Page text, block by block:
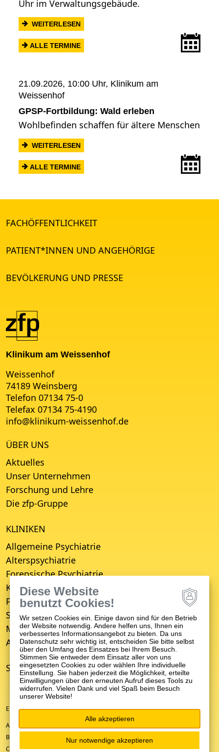
Uhr im Verwaltungsgebäude.
WEITERLESEN: KULTUR AUF DEM WEISSENHOF: 25
ALLE TERMINE
21.09.2026, 10:00 Uhr, Klinikum am
Weissenhof
GPSP-Fortbildung: Wald erleben
Wohlbefinden schaffen für ältere Menschen
WEITERLESEN: GPSP-FORTBILDUNG: WALD ERLEBEN
ALLE TERMINE
FACHÖFFENTLICHKEIT
PATIENT*INNEN UND ANGEHÖRIGE
BEVÖLKERUNG UND PRESSE
Klinikum am Weissenhof
ÜBER UNS
Aktuelles
Unser Unternehmen
Forschung und Lehre
Die zfp-Gruppe
KLINIKEN
Allgemeine Psychiatrie
Alterspsychiatrie
Forensische Psychiatrie
Kinder- und Jugendpsychiatrie
Psychosomatische Medizin
Suchttherapie
Medizinisches Versorgungszentrum (MVZ)
Ambulanter Psychiatrischer Pflegedienst (APP)
STANDORTE
Weissenhof
74189 Weinsberg
Telefon 07134 75-0
Telefax 07134 75-4190
info@klinikum-weissenhof.de
EIN UNTERNEHMEN DER ZFP-GRUPPE BADEN-WÜRTTEMBERG
ANFAHRT/KONTAKT
BARRIEREFREIHEIT
COOKIE-EINSTELLUNGEN
Diese Website
benutzt Cookies!
Wir setzen Cookies ein. Einige davon sind für den Betrieb
der Website notwendig. Andere helfen uns, Ihnen ein
verbessertes Informationsangebot zu bieten. Da uns
Datenschutz sehr wichtig ist, entscheiden Sie bitte selbst
über den Umfang des Einsatzes bei Ihrem Besuch.
Stimmen Sie entweder dem Einsatz aller von uns
eingesetzten Cookies zu oder wählen Ihre individuelle
Einstellung. Sie haben jederzeit die Möglichkeit, erteilte
Einwilligungen über den erneuten Aufruf dieses Tools zu
widerrufen. Vielen Dank und viel Spaß beim Besuch
unserer Website!
Alle akzeptieren
Nur notwendige akzeptieren